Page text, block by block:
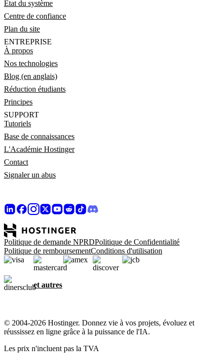
État du système
Centre de confiance
Plan du site
ENTREPRISE
À propos
Nos technologies
Blog (en anglais)
Réduction étudiants
Principes
SUPPORT
Tutoriels
Base de connaissances
L'Académie Hostinger
Contact
Signaler un abus
Politique de demande NPRDPolitique de Confidentialité
Politique de remboursementConditions d'utilisation
et autres
© 2004-2026 Hostinger. Donnez vie à vos projets, évoluez et
réussissez en ligne grâce à la puissance de l'IA.
Les prix n'incluent pas la TVA